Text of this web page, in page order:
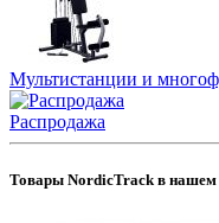
Мультистанции и
Распродажа
Товары NordicTrack в нашем